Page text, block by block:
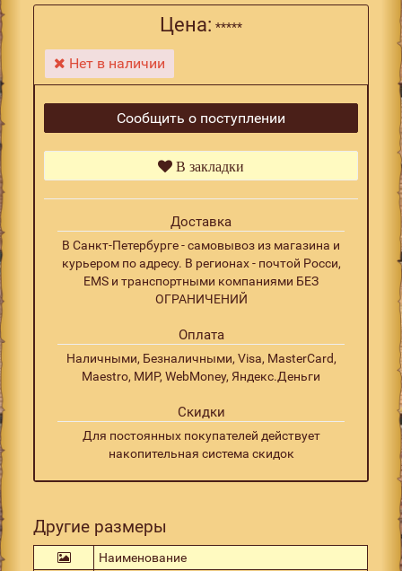
Цена: *****
Нет в наличии
Сообщить о поступлении
В закладки
Доставка
В Санкт-Петербурге - самовывоз из магазина и
курьером по адресу. В регионах - почтой Росси,
EMS и транспортными компаниями БЕЗ
ОГРАНИЧЕНИЙ
Оплата
Наличными, Безналичными, Visa, MasterCard,
Maestro, МИР, WebMoney, Яндекс.Деньги
Скидки
Для постоянных покупателей действует
накопительная система скидок
Другие размеры
Наименование